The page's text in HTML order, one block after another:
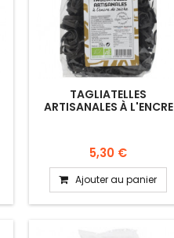
TAGLIATELLES
ARTISANALES À L'ENCRE
5,30 €
Ajouter au panier